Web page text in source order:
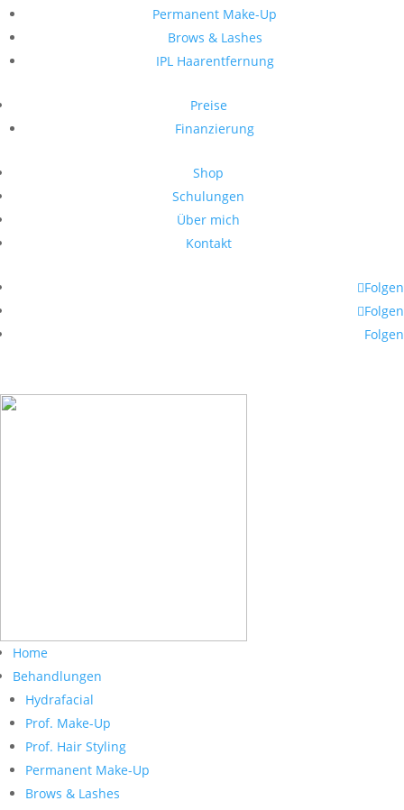
Permanent Make-Up
Brows & Lashes
IPL Haarentfernung
Preise
Finanzierung
Shop
Schulungen
Über mich
Kontakt
Folgen
Folgen
Folgen
Home
Behandlungen
Hydrafacial
Prof. Make-Up
Prof. Hair Styling
Permanent Make-Up
Brows & Lashes